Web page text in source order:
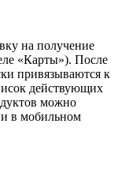
на получение
«Карты»). После
привязываются к
действующих
можно
и в мобильном